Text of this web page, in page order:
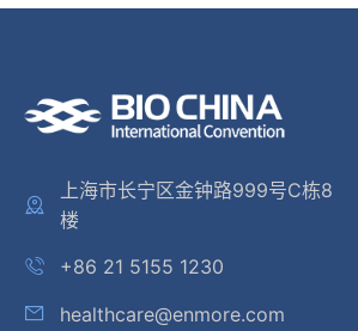
上海市长宁区金钟路999号C栋8
楼
+86 21 5155 1230
healthcare@enmore.com